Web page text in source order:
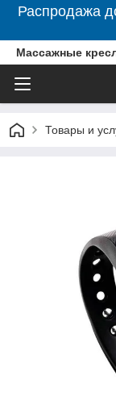
Распродажа
Массажные
Товары и